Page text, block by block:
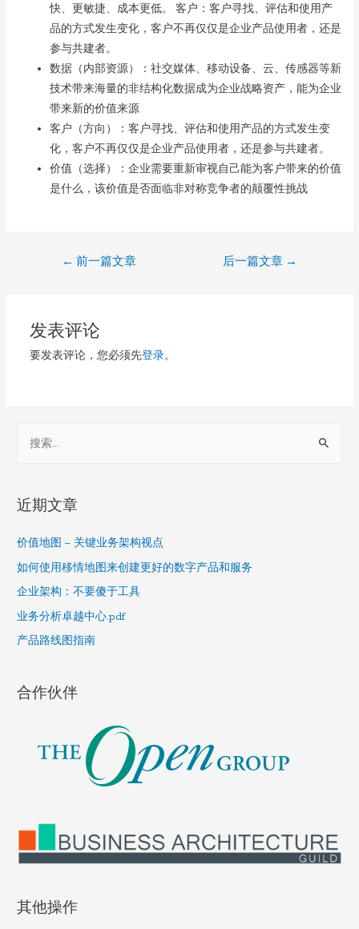
快、更敏捷、成本更低。 客户：客户寻找、评估和使用产
品的方式发生变化，客户不再仅仅是企业产品使用者，还是
参与共建者。
数据（内部资源）：社交媒体、移动设备、云、传感器等新
技术带来海量的非结构化数据成为企业战略资产，能为企业
带来新的价值来源
客户（方向）：客户寻找、评估和使用产品的方式发生变
化，客户不再仅仅是企业产品使用者，还是参与共建者。
价值（选择）：企业需要重新审视自己能为客户带来的价值
是什么，该价值是否面临非对称竞争者的颠覆性挑战
航
← 前一篇文章 后一篇文章 →
发表评论
要发表评论，您必须先登录。
r
h
f
o
近期文章
价值地图 – 关键业务架构视点
如何使用移情地图来创建更好的数字产品和服务
企业架构：不要傻于工具
业务分析卓越中心.pdf
产品路线图指南
合作伙伴
其他操作